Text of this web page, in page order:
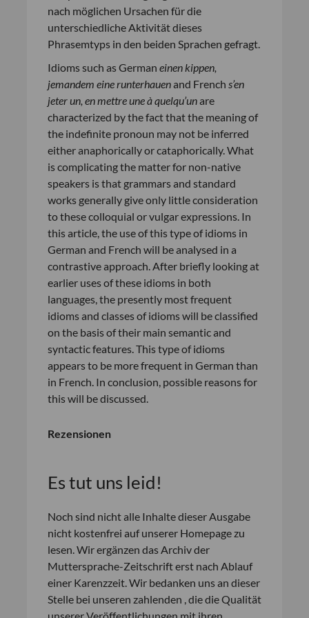
nach möglichen Ursachen für die
unterschiedliche Aktivität dieses
Phrasemtyps in den beiden Sprachen gefragt.
Idioms such as German einen kippen,
jemandem eine runterhauenand French s’en
jeter un, en mettre une à quelqu’unare
characterized by the fact that the meaning of
the indefinite pronoun may not be inferred
either anaphorically or cataphorically. What
is complicating the matter for non-native
speakers is that grammars and standard
works generally give only little consideration
to these colloquial or vulgar expressions. In
this article, the use of this type of idioms in
German and French will be analysed in a
contrastive approach. After briefly looking at
earlier uses of these idioms in both
languages, the presently most frequent
idioms and classes of idioms will be classified
on the basis of their main semantic and
syntactic features. This type of idioms
appears to be more frequent in German than
in French. In conclusion, possible reasons for
this will be discussed.
Rezensionen
Es tut uns leid!
Noch sind nicht alle Inhalte dieser Ausgabe
nicht kostenfrei auf unserer Homepage zu
lesen. Wir ergänzen das Archiv der
Muttersprache-Zeitschrift erst nach Ablauf
einer Karenzzeit. Wir bedanken uns an dieser
Stelle bei unseren zahlenden , die die Qualität